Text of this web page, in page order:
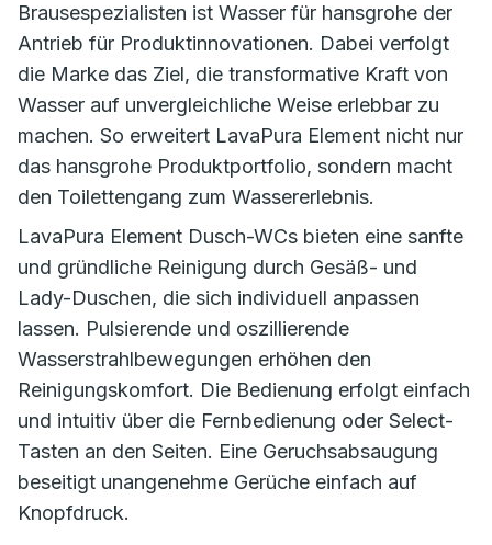
Brausespezialisten ist Wasser für hansgrohe der
Antrieb für Produktinnovationen. Dabei verfolgt
die Marke das Ziel, die transformative Kraft von
Wasser auf unvergleichliche Weise erlebbar zu
machen. So erweitert LavaPura Element nicht nur
das hansgrohe Produktportfolio, sondern macht
den Toilettengang zum Wassererlebnis.
LavaPura Element Dusch-WCs bieten eine sanfte
und gründliche Reinigung durch Gesäß- und
Lady-Duschen, die sich individuell anpassen
lassen. Pulsierende und oszillierende
Wasserstrahlbewegungen erhöhen den
Reinigungskomfort. Die Bedienung erfolgt einfach
und intuitiv über die Fernbedienung oder Select-
Tasten an den Seiten. Eine Geruchsabsaugung
beseitigt unangenehme Gerüche einfach auf
Knopfdruck.